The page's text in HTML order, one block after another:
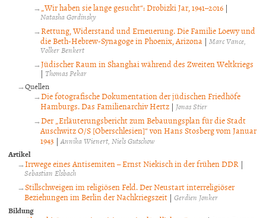
„Wir haben sie lange gesucht“: Drobizki Jar, 1941–2016 |
Natasha Gordinsky
Rettung, Widerstand und Erneuerung. Die Familie Loewy und
die Beth-Hebrew-Synagoge in Phoenix, Arizona | Marc Vance
Volker Benkert
Jüdischer Raum in Shanghai während des Zweiten Weltkriegs
| Thomas Pekar
Quellen
Die fotografische Dokumentation der jüdischen Friedhöfe
Hamburgs. Das Familienarchiv Hertz | Jonas Stier
Der „Erläuterungsbericht zum Bebauungsplan für die Stadt
Auschwitz O/S [Oberschlesien]“ von Hans Stosberg vom Januar
1943 |Annika Wienert Niels Gutschow
Artikel
Irrwege eines Antisemiten – Ernst Niekisch in der frühen DDR |
Sebastian Elsbach
Stillschweigen im religiösen Feld. Der Neustart interreligiöser
Beziehungen im Berlin der Nachkriegszeit | Gerdien Jonker
Bildung